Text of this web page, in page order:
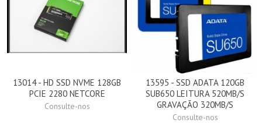
13014 - HD SSD NVME 128GB
PCIE 2280 NETCORE
Consulte-nos
13595 - SSD ADATA 120GB
SUB650 LEITURA 520MB/S
GRAVAÇÃO 320MB/S
Consulte-nos